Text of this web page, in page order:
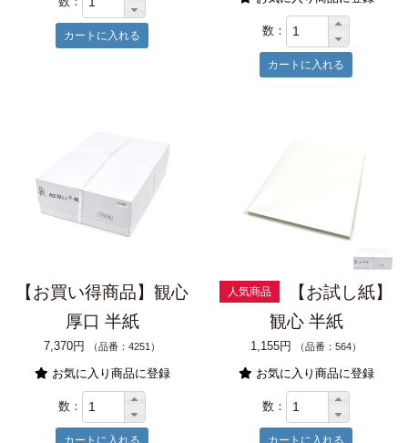
数：
【お買い得商品】観心
厚口 半紙
7,370円 （品番：4251）
お気に入り商品に登録
数：
人気商品
【お試し紙】
観心 半紙
1,155円 （品番：564）
お気に入り商品に登録
数：